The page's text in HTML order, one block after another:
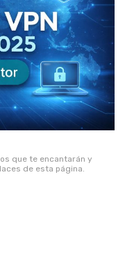
que te encantarán y
de esta página.